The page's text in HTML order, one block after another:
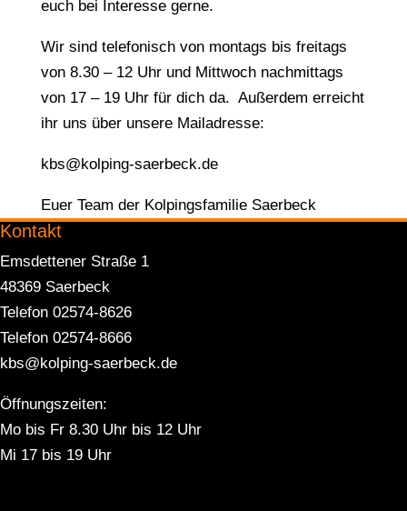
euch bei Interesse gerne.
Wir sind telefonisch von montags bis freitags
von 8.30 – 12 Uhr und Mittwoch nachmittags
von 17 – 19 Uhr für dich da. Außerdem erreicht
ihr uns über unsere Mailadresse:
kbs@kolping-saerbeck.de
Euer Team der Kolpingsfamilie Saerbeck
Kontakt
Emsdettener Straße 1
48369 Saerbeck
Telefon 02574-8626
Telefon 02574-8666
kbs@kolping-saerbeck.de
Öffnungszeiten:
Mo bis Fr 8.30 Uhr bis 12 Uhr
Mi 17 bis 19 Uhr